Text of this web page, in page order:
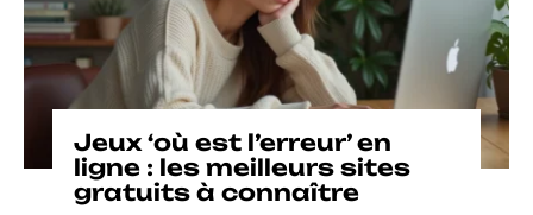
Jeux ‘où est l’erreur’ en
ligne : les meilleurs sites
gratuits à connaître